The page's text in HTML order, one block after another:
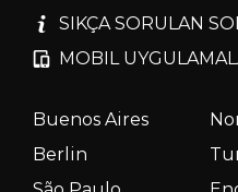
SIKÇA SORULAN
MOBIL
Buenos Aires
Berlin